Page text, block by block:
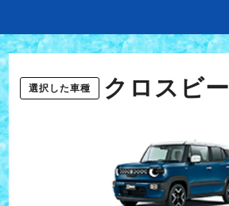
選択した車種 クロスビー